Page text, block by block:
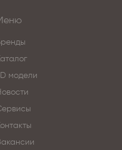
модели